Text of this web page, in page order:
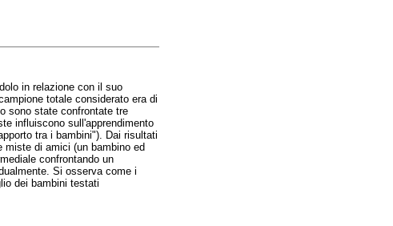
in relazione con il suo
totale considerato era di
sono state confrontate tre
influiscono sull'apprendimento
tra i bambini"). Dai risultati
miste di amici (un bambino ed
confrontando un
Si osserva come i
dei bambini testati